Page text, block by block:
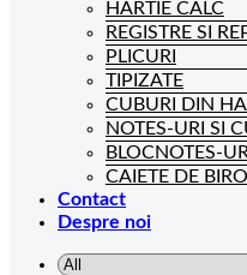
HARTIE CALC
REGISTRE SI
PLICURI
TIPIZATE
CUBURI DIN
NOTES-URI SI
BLOCNOTES-URI
CAIETE DE
Contact
Despre noi